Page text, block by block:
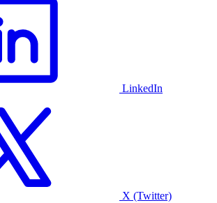
LinkedIn
X (Twitter)